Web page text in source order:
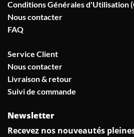
Conditions Générales d'Utilisation
Nous contacter
FAQ
Service Client
Nous contacter
Livraison & retour
Suivi de commande
Newsletter
Recevez nos nouveautés